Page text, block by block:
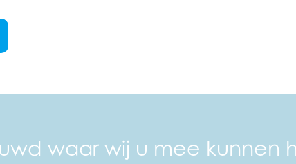
waar wij u mee kunnen